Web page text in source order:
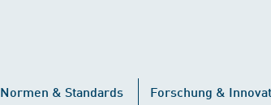
Normen & Standards Forschung &